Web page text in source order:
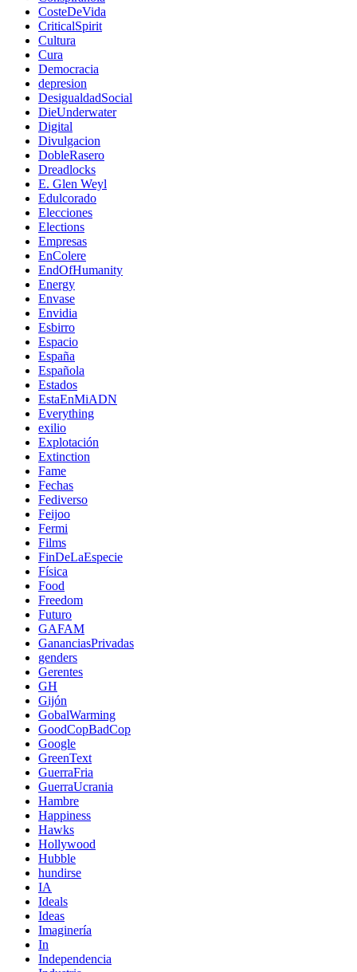
CosteDeVida
CriticalSpirit
Cultura
Cura
Democracia
depresion
DesigualdadSocial
DieUnderwater
Digital
Divulgacion
DobleRasero
Dreadlocks
E. Glen Weyl
Edulcorado
Elecciones
Elections
Empresas
EnColere
EndOfHumanity
Energy
Envase
Envidia
Esbirro
Espacio
España
Española
Estados
EstaEnMiADN
Everything
exilio
Explotación
Extinction
Fame
Fechas
Fediverso
Feijoo
Fermi
Films
FinDeLaEspecie
Física
Food
Freedom
Futuro
GAFAM
GananciasPrivadas
genders
Gerentes
GH
Gijón
GobalWarming
GoodCopBadCop
Google
GreenText
GuerraFria
GuerraUcrania
Hambre
Happiness
Hawks
Hollywood
Hubble
hundirse
IA
Ideals
Ideas
Imaginería
In
Independencia